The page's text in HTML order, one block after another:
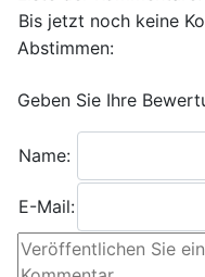
Bis jetzt noch keine
Abstimmen:
Geben Sie Ihre
Name:
E-Mail: